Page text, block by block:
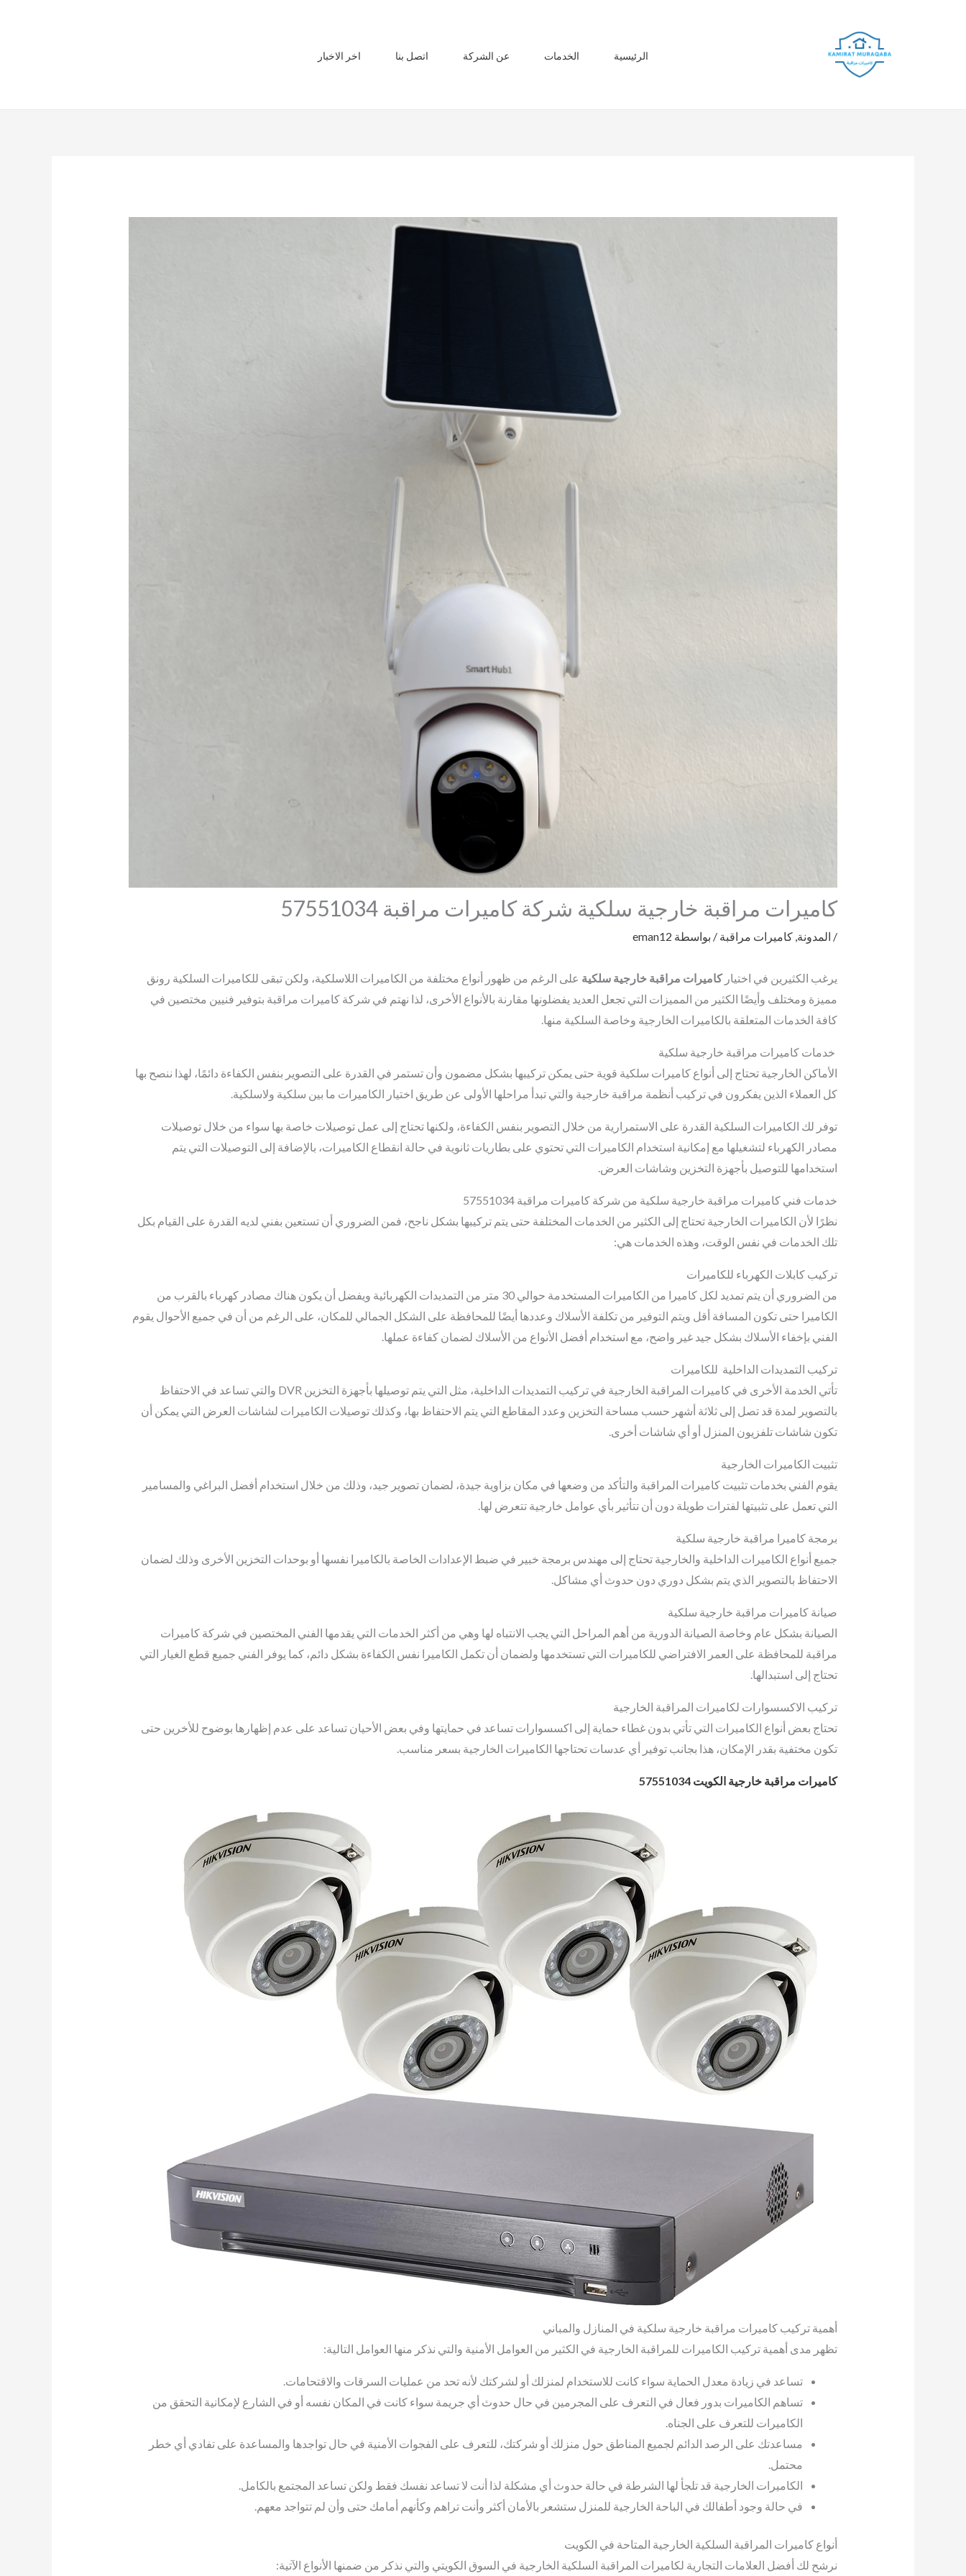
الرئيسية الخدمات عن الشركة اتصل بنا اخر الاخبار
كاميرات مراقبة خارجية سلكية شركة كاميرات مراقبة 57551034
/ المدونة, كاميرات مراقبة / بواسطة eman12
يرغب الكثيرين في اختياركاميرات مراقبة خارجية سلكية على الرغم من ظهور أنواع مختلفة من الكاميرات اللاسلكية، ولكن تبقى للكاميرات السلكية رونق
مميزة ومختلف وأيضًا الكثير من المميزات التي تجعل العديد يفضلونها مقارنة بالأنواع الأخرى، لذا نهتم في شركة كاميرات مراقبة بتوفير فنيين مختصين في
كافة الخدمات المتعلقة بالكاميرات الخارجية وخاصة السلكية منها.
خدمات كاميرات مراقبة خارجية سلكية
الأماكن الخارجية تحتاج إلى أنواع كاميرات سلكية قوية حتى يمكن تركيبها بشكل مضمون وأن تستمر في القدرة على التصوير بنفس الكفاءة دائمًا، لهذا ننصح بها
كل العملاء الذين يفكرون في تركيب أنظمة مراقبة خارجية والتي تبدأ مراحلها الأولى عن طريق اختيار الكاميرات ما بين سلكية ولاسلكية.
توفر لك الكاميرات السلكية القدرة على الاستمرارية من خلال التصوير بنفس الكفاءة، ولكنها تحتاج إلى عمل توصيلات خاصة بها سواء من خلال توصيلات
مصادر الكهرباء لتشغيلها مع إمكانية استخدام الكاميرات التي تحتوي على بطاريات ثانوية في حالة انقطاع الكاميرات، بالإضافة إلى التوصيلات التي يتم
استخدامها للتوصيل بأجهزة التخزين وشاشات العرض.
خدمات فني كاميرات مراقبة خارجية سلكية من شركة كاميرات مراقبة 57551034
نظرًا لأن الكاميرات الخارجية تحتاج إلى الكثير من الخدمات المختلفة حتى يتم تركيبها بشكل ناجح، فمن الضروري أن تستعين بفني لديه القدرة على القيام بكل
تلك الخدمات في نفس الوقت، وهذه الخدمات هي:
تركيب كابلات الكهرباء للكاميرات
من الضروري أن يتم تمديد لكل كاميرا من الكاميرات المستخدمة حوالي 30 متر من التمديدات الكهربائية ويفضل أن يكون هناك مصادر كهرباء بالقرب من
الكاميرا حتى تكون المسافة أقل ويتم التوفير من تكلفة الأسلاك وعددها أيضًا للمحافظة على الشكل الجمالي للمكان، على الرغم من أن في جميع الأحوال يقوم
الفني بإخفاء الأسلاك بشكل جيد غير واضح، مع استخدام أفضل الأنواع من الأسلاك لضمان كفاءة عملها.
تركيب التمديدات الداخلية للكاميرات
تأتي الخدمة الأخرى في كاميرات المراقبة الخارجية في تركيب التمديدات الداخلية، مثل التي يتم توصيلها بأجهزة التخزين DVR والتي تساعد في الاحتفاظ
بالتصوير لمدة قد تصل إلى ثلاثة أشهر حسب مساحة التخزين وعدد المقاطع التي يتم الاحتفاظ بها، وكذلك توصيلات الكاميرات لشاشات العرض التي يمكن أن
تكون شاشات تلفزيون المنزل أو أي شاشات أخرى.
تثبيت الكاميرات الخارجية
يقوم الفني بخدمات تثبيت كاميرات المراقبة والتأكد من وضعها في مكان بزاوية جيدة، لضمان تصوير جيد، وذلك من خلال استخدام أفضل البراغي والمسامير
التي تعمل على تثبيتها لفترات طويلة دون أن تتأثير بأي عوامل خارجية تتعرض لها.
برمجة كاميرا مراقبة خارجية سلكية
جميع أنواع الكاميرات الداخلية والخارجية تحتاج إلى مهندس برمجة خبير في ضبط الإعدادات الخاصة بالكاميرا نفسها أو بوحدات التخزين الأخرى وذلك لضمان
الاحتفاظ بالتصوير الذي يتم بشكل دوري دون حدوث أي مشاكل.
صيانة كاميرات مراقبة خارجية سلكية
الصيانة بشكل عام وخاصة الصيانة الدورية من أهم المراحل التي يجب الانتباه لها وهي من أكثر الخدمات التي يقدمها الفني المختصين في شركة كاميرات
مراقبة للمحافظة على العمر الافتراضي للكاميرات التي تستخدمها ولضمان أن تكمل الكاميرا نفس الكفاءة بشكل دائم، كما يوفر الفني جميع قطع الغيار التي
تحتاج إلى استبدالها.
تركيب الاكسسوارات لكاميرات المراقبة الخارجية
تحتاج بعض أنواع الكاميرات التي تأتي بدون غطاء حماية إلى اكسسوارات تساعد في حمايتها وفي بعض الأحيان تساعد على عدم إظهارها بوضوح للأخرين حتى
تكون مختفية بقدر الإمكان، هذا بجانب توفير أي عدسات تحتاجها الكاميرات الخارجية بسعر مناسب.
كاميرات مراقبة خارجية الكويت 57551034
أهمية تركيب كاميرات مراقبة خارجية سلكية في المنازل والمباني
تظهر مدى أهمية تركيب الكاميرات للمراقبة الخارجية في الكثير من العوامل الأمنية والتي نذكر منها العوامل التالية:
تساعد في زيادة معدل الحماية سواء كانت للاستخدام لمنزلك أو لشركتك لأنه تحد من عمليات السرقات والاقتحامات.
تساهم الكاميرات بدور فعال في التعرف على المجرمين في حال حدوث أي جريمة سواء كانت في المكان نفسه أو في الشارع لإمكانية التحقق من
الكاميرات للتعرف على الجناه.
مساعدتك على الرصد الدائم لجميع المناطق حول منزلك أو شركتك، للتعرف على الفجوات الأمنية في حال تواجدها والمساعدة على تفادي أي خطر
محتمل.
الكاميرات الخارجية قد تلجأ لها الشرطة في حالة حدوث أي مشكلة لذا أنت لا تساعد نفسك فقط ولكن تساعد المجتمع بالكامل.
في حالة وجود أطفالك في الباحة الخارجية للمنزل ستشعر بالأمان أكثر وأنت تراهم وكأنهم أمامك حتى وأن لم تتواجد معهم.
أنواع كاميرات المراقبة السلكية الخارجية المتاحة في الكويت
نرشح لك أفضل العلامات التجارية لكاميرات المراقبة السلكية الخارجية في السوق الكويتي والتي نذكر من ضمنها الأنواع الآتية: